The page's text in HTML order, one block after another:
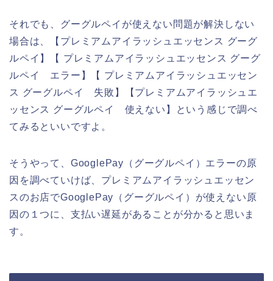
それでも、グーグルペイが使えない問題が解決しない
場合は、【プレミアムアイラッシュエッセンス グーグ
ルペイ】【 プレミアムアイラッシュエッセンス グーグ
ルペイ エラー】【 プレミアムアイラッシュエッセン
ス グーグルペイ 失敗】【プレミアムアイラッシュエ
ッセンス グーグルペイ 使えない】という感じで調べ
てみるといいですよ。
そうやって、GooglePay（グーグルペイ）エラーの原
因を調べていけば、プレミアムアイラッシュエッセン
スのお店でGooglePay（グーグルペイ）が使えない原
因の１つに、支払い遅延があることが分かると思いま
す。